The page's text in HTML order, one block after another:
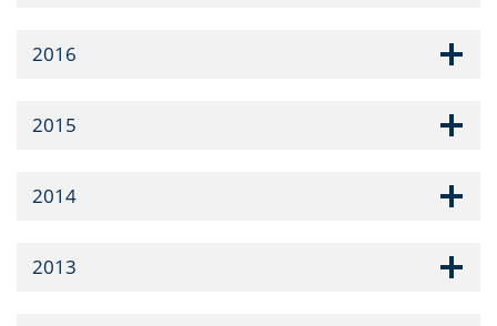
2016
2015
2014
2013